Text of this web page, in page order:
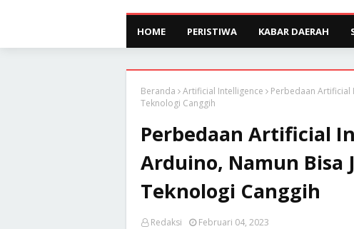
HOME PERISTIWA KABAR DAERAH
Beranda Artificial Intelligence
Perbedaan Artificial
Teknologi Canggih
Perbedaan Artificial
Arduino, Namun Bisa
Teknologi Canggih
Redaksi Februari 04, 2023